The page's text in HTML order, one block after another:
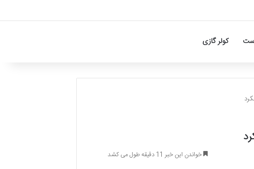
کولر گازی
خواندن این خبر 11 دقیقه طول می کشد